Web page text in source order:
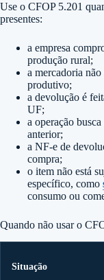
Use o CFOP 5.201
presentes:
a empresa
produção rural;
a mercadoria
produtivo;
a devolução é
UF;
a operação
anterior;
a NF-e de
compra;
o item não está
específico, como
consumo ou
Quando não usar o
Situação